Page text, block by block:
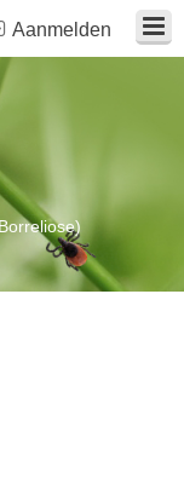
Aanmelden